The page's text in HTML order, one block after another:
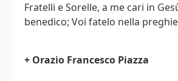
Fratelli e Sorelle, a me cari in
benedico; Voi fatelo nella
+ Orazio Francesco Piazza